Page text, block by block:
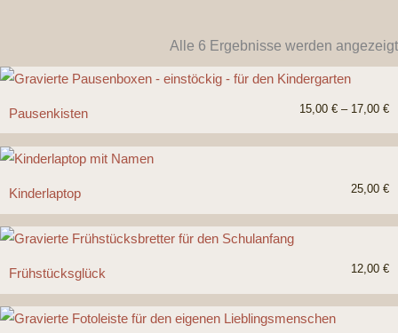
Alle 6 Ergebnisse werden angezeigt
15,00 € – 17,00 €
Pausenkisten
25,00 €
Kinderlaptop
12,00 €
Frühstücksglück